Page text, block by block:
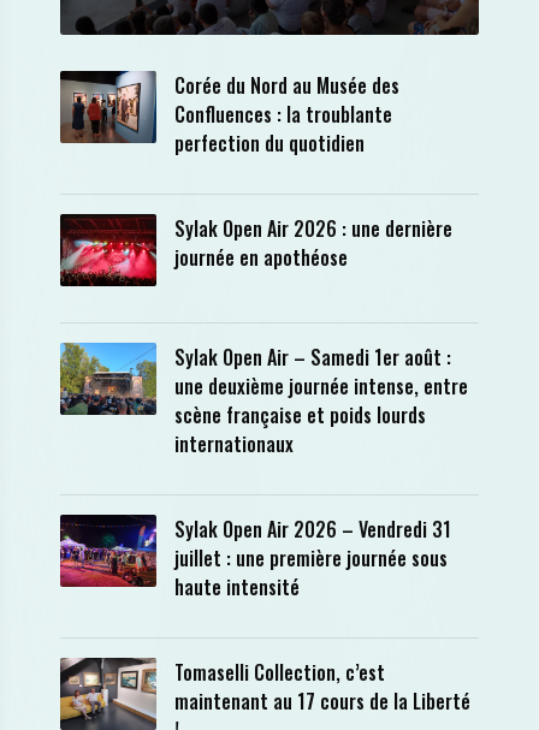
Corée du Nord au Musée des
Confluences : la troublante
perfection du quotidien
Sylak Open Air 2026 : une dernière
journée en apothéose
Sylak Open Air – Samedi 1er août :
une deuxième journée intense, entre
scène française et poids lourds
internationaux
Sylak Open Air 2026 – Vendredi 31
juillet : une première journée sous
haute intensité
Tomaselli Collection, c’est
maintenant au 17 cours de la Liberté